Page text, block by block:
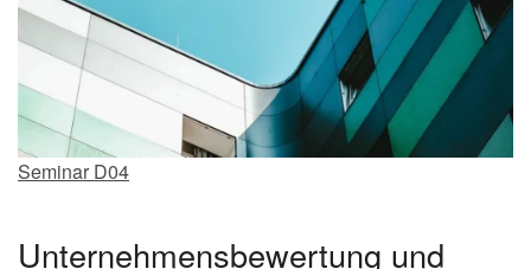
Seminar D04
Unternehmensbewertung und